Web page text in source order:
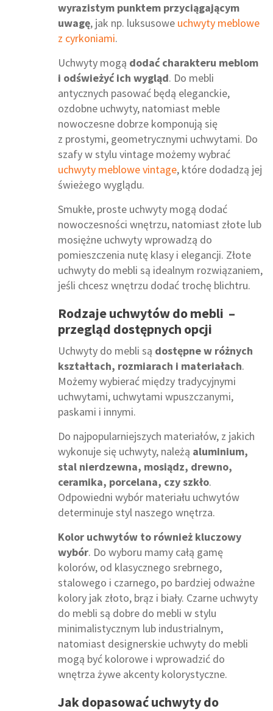
wyrazistym punktem przyciągającym
uwagę, jak np. luksusowe uchwyty meblowe
z cyrkoniami.
Uchwyty mogą dodać charakteru meblom
i odświeżyć ich wygląd. Do mebli
antycznych pasować będą eleganckie,
ozdobne uchwyty, natomiast meble
nowoczesne dobrze komponują się
z prostymi, geometrycznymi uchwytami. Do
szafy w stylu vintage możemy wybrać
uchwyty meblowe vintage, które dodadzą jej
świeżego wyglądu.
Smukłe, proste uchwyty mogą dodać
nowoczesności wnętrzu, natomiast złote lub
mosiężne uchwyty wprowadzą do
pomieszczenia nutę klasy i elegancji. Złote
uchwyty do mebli są idealnym rozwiązaniem,
jeśli chcesz wnętrzu dodać trochę blichtru.
Rodzaje uchwytów do mebli –
przegląd dostępnych opcji
Uchwyty do mebli są dostępne w różnych
kształtach, rozmiarach i materiałach.
Możemy wybierać między tradycyjnymi
uchwytami, uchwytami wpuszczanymi,
paskami i innymi.
Do najpopularniejszych materiałów, z jakich
wykonuje się uchwyty, należą aluminium,
stal nierdzewna, mosiądz, drewno,
ceramika, porcelana, czy szkło.
Odpowiedni wybór materiału uchwytów
determinuje styl naszego wnętrza.
Kolor uchwytów to również kluczowy
wybór. Do wyboru mamy całą gamę
kolorów, od klasycznego srebrnego,
stalowego i czarnego, po bardziej odważne
kolory jak złoto, brąz i biały. Czarne uchwyty
do mebli są dobre do mebli w stylu
minimalistycznym lub industrialnym,
natomiast designerskie uchwyty do mebli
mogą być kolorowe i wprowadzić do
wnętrza żywe akcenty kolorystyczne.
Jak dopasować uchwyty do